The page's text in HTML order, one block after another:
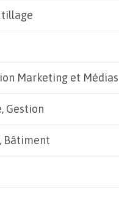
Marketing et Médias
Gestion
Bâtiment